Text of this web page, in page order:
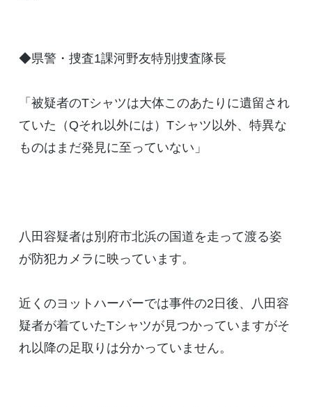
◆県警・捜査1課河野友特別捜査隊長
「被疑者のTシャツは大体このあたりに遺留され
ていた（Qそれ以外には）Tシャツ以外、特異な
ものはまだ発見に至っていない」
八田容疑者は別府市北浜の国道を走って渡る姿
が防犯カメラに映っています。
近くのヨットハーバーでは事件の2日後、八田容
疑者が着ていたTシャツが見つかっていますがそ
れ以降の足取りは分かっていません。